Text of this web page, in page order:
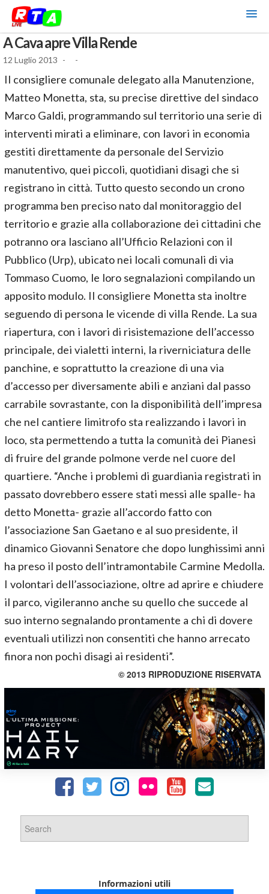
A Cava apre Villa Rende
12 Luglio 2013 - -
Il consigliere comunale delegato alla Manutenzione,
Matteo Monetta, sta, su precise direttive del sindaco
Marco Galdi, programmando sul territorio una serie di
interventi mirati a eliminare, con lavori in economia
gestiti direttamente da personale del Servizio
manutentivo, quei piccoli, quotidiani disagi che si
registrano in città. Tutto questo secondo un crono
programma ben preciso nato dal monitoraggio del
territorio e grazie alla collaborazione dei cittadini che
potranno ora lasciano all’Ufficio Relazioni con il
Pubblico (Urp), ubicato nei locali comunali di via
Tommaso Cuomo, le loro segnalazioni compilando un
apposito modulo. Il consigliere Monetta sta inoltre
seguendo di persona le vicende di villa Rende. La sua
riapertura, con i lavori di risistemazione dell’accesso
principale, dei vialetti interni, la riverniciatura delle
panchine, e soprattutto la creazione di una via
d’accesso per diversamente abili e anziani dal passo
carrabile sovrastante, con la disponibilità dell’impresa
che nel cantiere limitrofo sta realizzando i lavori in
loco, sta permettendo a tutta la comunità dei Pianesi
di fruire del grande polmone verde nel cuore del
quartiere. “Anche i problemi di guardiania registrati in
passato dovrebbero essere stati messi alle spalle- ha
detto Monetta- grazie all’accordo fatto con
l’associazione San Gaetano e al suo presidente, il
dinamico Giovanni Senatore che dopo lunghissimi anni
ha preso il posto dell’intramontabile Carmine Medolla.
I volontari dell’associazione, oltre ad aprire e chiudere
il parco, vigileranno anche su quello che succede al
suo interno segnalando prontamente a chi di dovere
eventuali utilizzi non consentiti che hanno arrecato
finora non pochi disagi ai residenti”.
© 2013 RIPRODUZIONE RISERVATA
Informazioni utili